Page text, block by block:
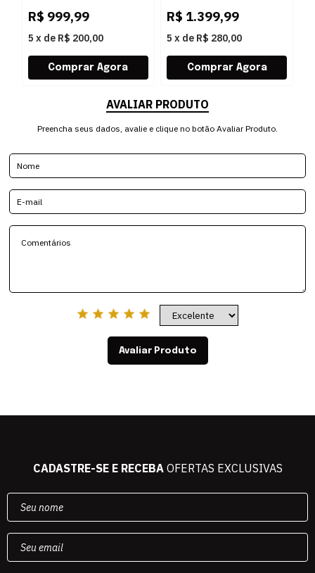
R$ 999,99
5 x de R$ 200,00
R$ 1.399,99
5 x de R$ 280,00
AVALIAR PRODUTO
Preencha seus dados, avalie e clique no botão Avaliar Produto.
Avaliar Produto
CADASTRE-SE E RECEBAOFERTAS EXCLUSIVAS